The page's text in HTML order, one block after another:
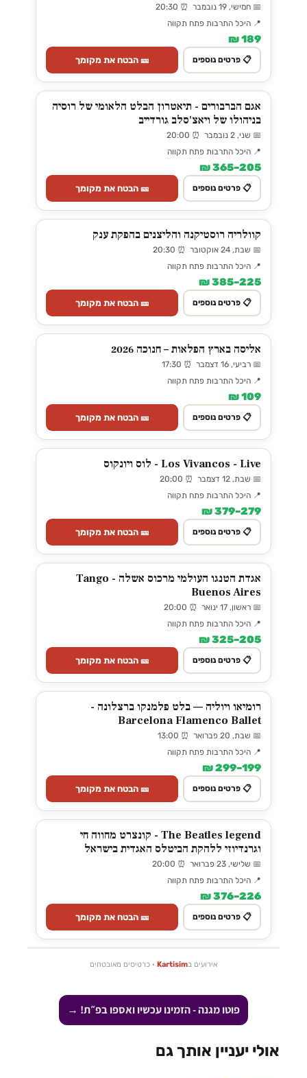
📅 חמישי, 19 נובמבר ⏰ 20:30
📍 היכל התרבות פתח תקווה
189 ₪
📋 פרטים נוספים 🎫 הבטח את מקומך
אגם הברבורים - תיאטרון הבלט הלאומי של רוסיה
בניהולו של ויאצ'סלב גורדייב
📅 שני, 2 נובמבר ⏰ 20:00
📍 היכל התרבות פתח תקווה
205–365 ₪
📋 פרטים נוספים 🎫 הבטח את מקומך
קוולריה רוסטיקנה והליצנים בהפקת ענק
📅 שבת, 24 אוקטובר ⏰ 20:30
📍 היכל התרבות פתח תקווה
225–385 ₪
📋 פרטים נוספים 🎫 הבטח את מקומך
אליסה בארץ הפלאות – חנוכה 2026
📅 רביעי, 16 דצמבר ⏰ 17:30
📍 היכל התרבות פתח תקווה
109 ₪
📋 פרטים נוספים 🎫 הבטח את מקומך
Los Vivancos - Live - לוס ויונקוס
📅 שבת, 12 דצמבר ⏰ 20:00
📍 היכל התרבות פתח תקווה
279–379 ₪
📋 פרטים נוספים 🎫 הבטח את מקומך
אגדת הטנגו העולמי מרכוס אשלה - Tango
Buenos Aires
📅 ראשון, 17 ינואר ⏰ 20:00
📍 היכל התרבות פתח תקווה
205–325 ₪
📋 פרטים נוספים 🎫 הבטח את מקומך
רומיאו ויוליה — בלט פלמנקו ברצלונה -
Barcelona Flamenco Ballet
📅 שבת, 20 פברואר ⏰ 13:00
📍 היכל התרבות פתח תקווה
199–299 ₪
📋 פרטים נוספים 🎫 הבטח את מקומך
The Beatles legend - קונצרט מחווה חי
וגרנדיוזי ללהקת הביטלס האגדית בישראל
📅 שלישי, 23 פברואר ⏰ 20:00
📍 היכל התרבות פתח תקווה
226–376 ₪
📋 פרטים נוספים 🎫 הבטח את מקומך
אירועים בKartisim · כרטיסים מאובטחים
פוטו מגנה - הזמינו עכשיו ואספו בפ״ת! →
אולי יעניין אותך גם